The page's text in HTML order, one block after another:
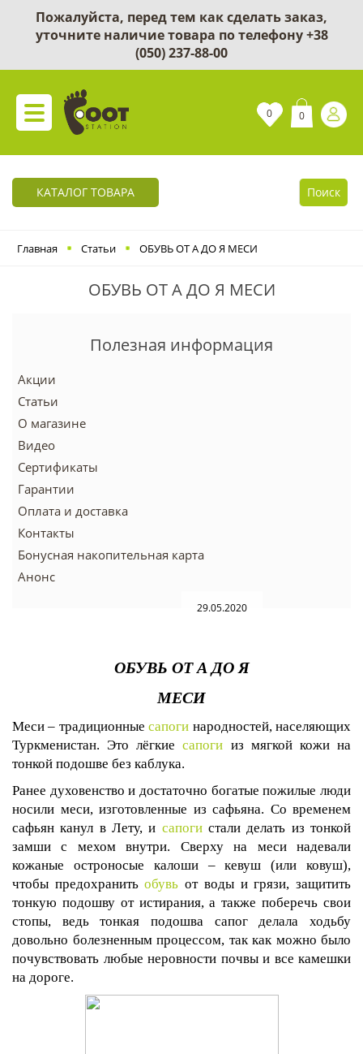
Пожалуйста, перед тем как сделать заказ,
уточните наличие товара по телефону+38
(050) 237-88-00
0 0
КАТАЛОГ ТОВАРА Поиск
Главная Статьи ОБУВЬ ОТ А ДО Я МЕСИ
ОБУВЬ ОТ А ДО Я МЕСИ
Полезная информация
Акции
Статьи
О магазине
Видео
Сертификаты
Гарантии
Оплата и доставка
Контакты
Бонусная накопительная карта
Анонс
29.05.2020
ОБУВЬ ОТ А ДО Я
МЕСИ
Меси – традиционныесапоги народностей, населяющих
Туркменистан. Это лёгкиесапоги из мягкой кожи на
тонкой подошве без каблука.
Ранее духовенство и достаточно богатые пожилые люди
носили меси, изготовленные из сафьяна. Со временем
сафьян канул в Лету, и сапогистали делать из тонкой
замши с мехом внутри. Сверху на меси надевали
кожаные остроносые калоши – кевуш (или ковуш),
чтобы предохранитьобувь от воды и грязи, защитить
тонкую подошву от истирания, а также поберечь свои
стопы, ведь тонкая подошва сапог делала ходьбу
довольно болезненным процессом, так как можно было
почувствовать любые неровности почвы и все камешки
на дороге.